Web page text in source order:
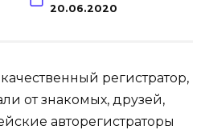
20.06.2020
регистратор,
от знакомых, друзей,
авторегистраторы